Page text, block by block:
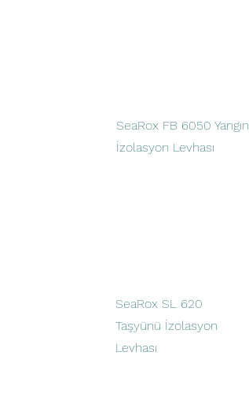
SeaRox FB 6050 Yangın
İzolasyon Levhası
SeaRox SL 620
Taşyünü İzolasyon
Levhası